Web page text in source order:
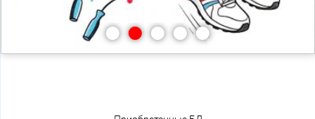
•••••